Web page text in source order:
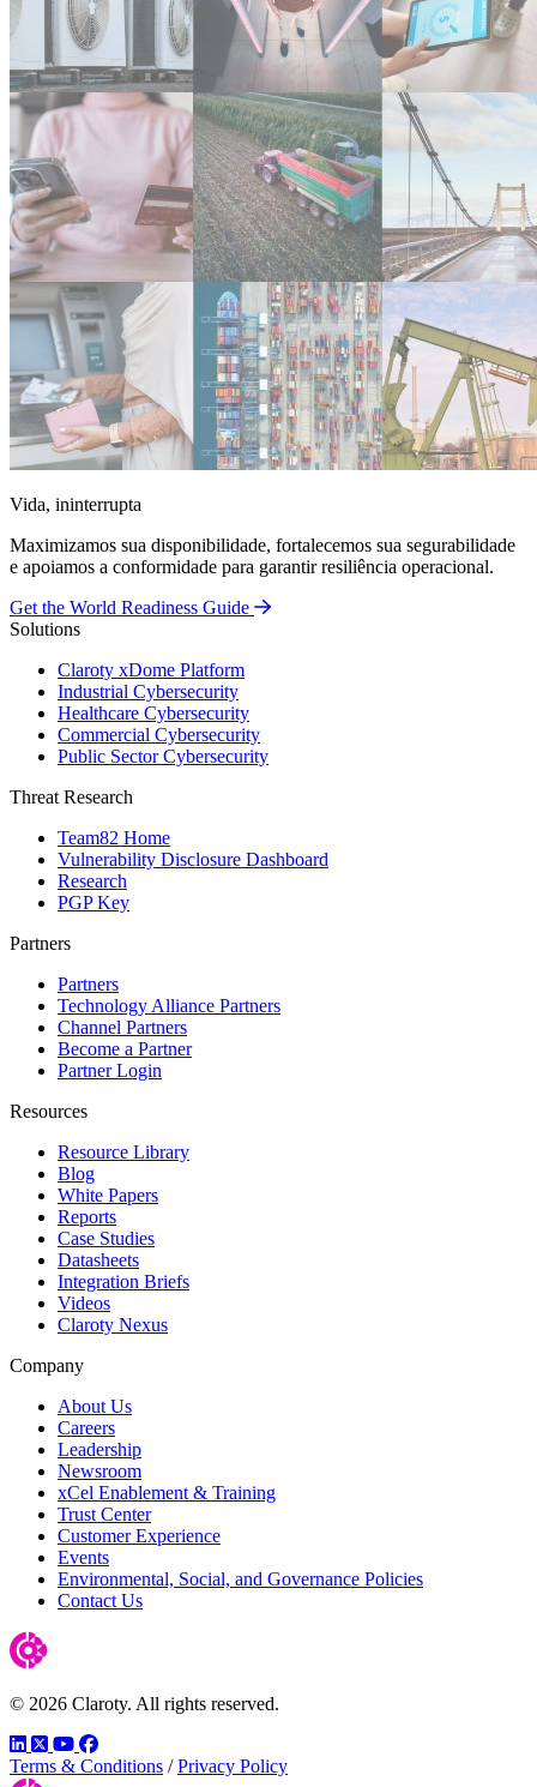
Vida, ininterrupta
Maximizamos sua disponibilidade, fortalecemos sua segurabilidade
e apoiamos a conformidade para garantir resiliência operacional.
Get the World Readiness Guide
Solutions
Claroty xDome Platform
Industrial Cybersecurity
Healthcare Cybersecurity
Commercial Cybersecurity
Public Sector Cybersecurity
Threat Research
Team82 Home
Vulnerability Disclosure Dashboard
Research
PGP Key
Partners
Partners
Technology Alliance Partners
Channel Partners
Become a Partner
Partner Login
Resources
Resource Library
Blog
White Papers
Reports
Case Studies
Datasheets
Integration Briefs
Videos
Claroty Nexus
Company
About Us
Careers
Leadership
Newsroom
xCel Enablement & Training
Trust Center
Customer Experience
Events
Environmental, Social, and Governance Policies
Contact Us
© 2026 Claroty. All rights reserved.
LinkedIn
TwitterYouTube
Facebook
Terms & Conditions / Privacy Policy